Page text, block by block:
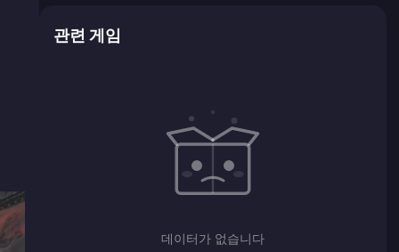
관련 게임
데이터가 없습니다